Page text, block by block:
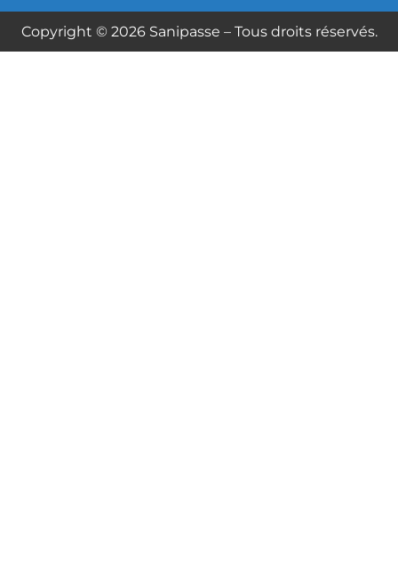
Copyright © 2026 Sanipasse – Tous droits réservés.